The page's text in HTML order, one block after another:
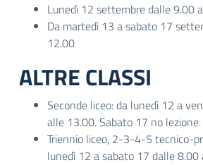
Lunedì 12 settembre dalle 9.00
Da martedì 13 a sabato 17
12.00
ALTRE CLASSI
Seconde liceo: da lunedì 12 a
alle 13.00. Sabato 17 no lezione.
Triennio liceo, 2-3-4-5 tecnico-
lunedì 12 a sabato 17 dalle